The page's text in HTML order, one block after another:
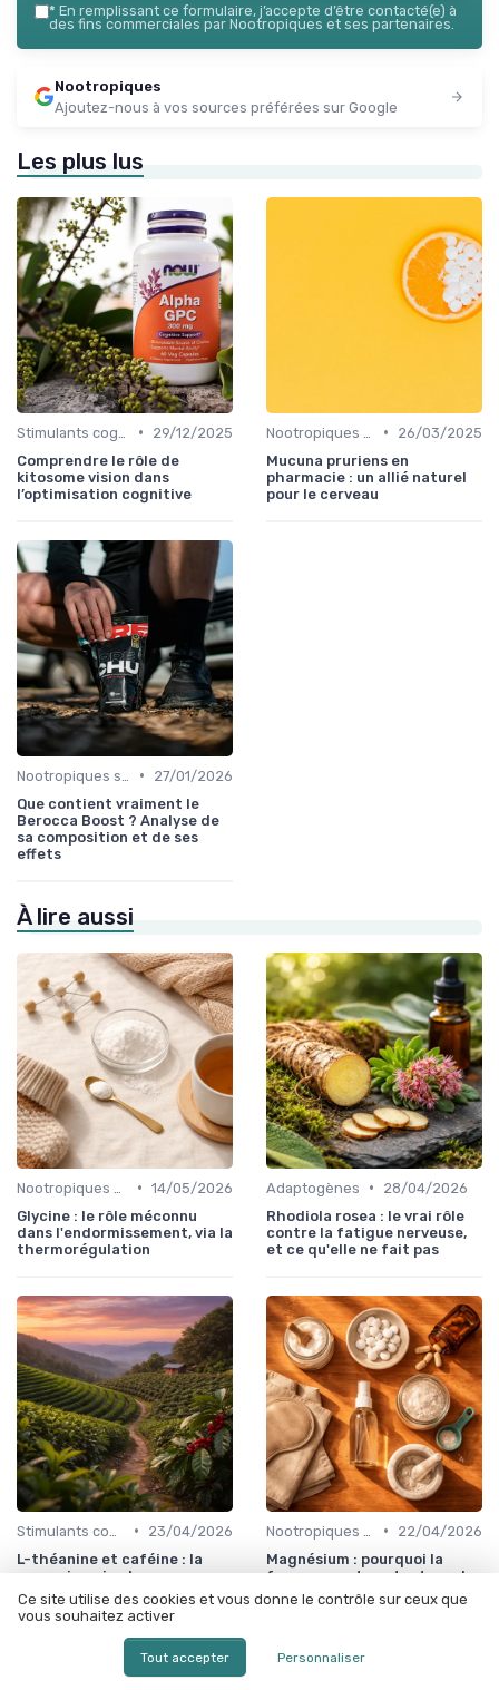
* En remplissant ce formulaire, j’accepte d’être contacté(e) à
des fins commerciales par Nootropiques et ses partenaires.
Nootropiques
Ajoutez-nous à vos sources préférées sur Google
Les plus lus
•
29/12/2025
Comprendre le rôle de
kitosome vision dans
l’optimisation cognitive
•
26/03/2025
Mucuna pruriens en
pharmacie : un allié naturel
pour le cerveau
•
27/01/2026
Que contient vraiment le
Berocca Boost ? Analyse de
sa composition et de ses
effets
À lire aussi
• 14/05/2026
Glycine : le rôle méconnu
dans l'endormissement, via la
thermorégulation
Adaptogènes •
28/04/2026
Rhodiola rosea : le vrai rôle
contre la fatigue nerveuse,
et ce qu'elle ne fait pas
•
23/04/2026
L-théanine et caféine : la
synergie qui calme sans
assommer, validée par 20 ans
d'essais
•
22/04/2026
Magnésium : pourquoi la
forme compte autant que la
dose pour dormir
Ce site utilise des cookies et vous donne le contrôle sur ceux que
vous souhaitez activer
Tout accepter Personnaliser